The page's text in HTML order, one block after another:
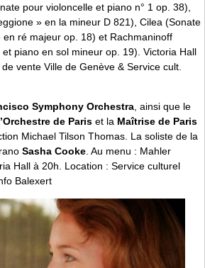
pour violoncelle et piano n° 1 op. 38),
» en la mineur D 821), Cilea (Sonate
en ré majeur op. 18) et Rachmaninoff
piano en sol mineur op. 19). Victoria Hall
vente Ville de Genève & Service cult.
Symphony Orchestra , ainsi que le
de Paris et la Maîtrise de Paris
Michael Tilson Thomas. La soliste de la
Sasha Cooke . Au menu : Mahler
Hall à 20h. Location : Service culturel
Balexert